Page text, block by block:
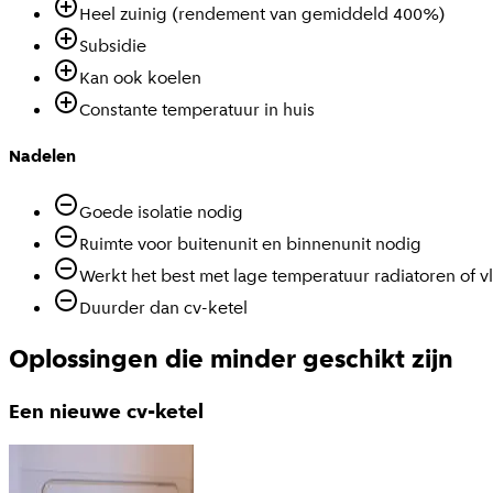
Heel zuinig (rendement van gemiddeld 400%)
Subsidie
Kan ook koelen
Constante temperatuur in huis
Nadelen
Goede isolatie nodig
Ruimte voor buitenunit en binnenunit nodig
Werkt het best met lage temperatuur radiatoren of
Duurder dan cv-ketel
Oplossingen die minder geschikt zijn
Een nieuwe cv-ketel